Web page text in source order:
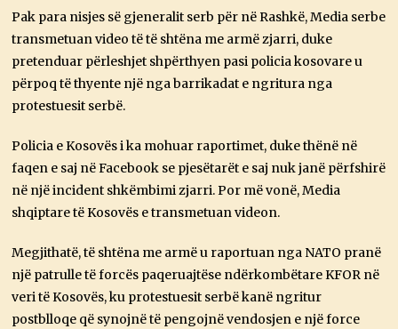
Pak para nisjes së gjeneralit serb për në Rashkë, Media serbe
transmetuan video të të shtëna me armë zjarri, duke
pretenduar përleshjet shpërthyen pasi policia kosovare u
përpoq të thyente një nga barrikadat e ngritura nga
protestuesit serbë.
Policia e Kosovës i ka mohuar raportimet, duke thënë në
faqen e saj në Facebook se pjesëtarët e saj nuk janë përfshirë
në një incident shkëmbimi zjarri. Por më vonë, Media
shqiptare të Kosovës e transmetuan videon.
Megjithatë, të shtëna me armë u raportuan nga NATO pranë
një patrulle të forcës paqeruajtëse ndërkombëtare KFOR në
veri të Kosovës, ku protestuesit serbë kanë ngritur
postblloqe që synojnë të pengojnë vendosjen e një force